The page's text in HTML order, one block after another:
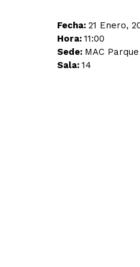
Fecha: 21 Enero,
Hora: 11:00
Sede: MAC
Sala: 14